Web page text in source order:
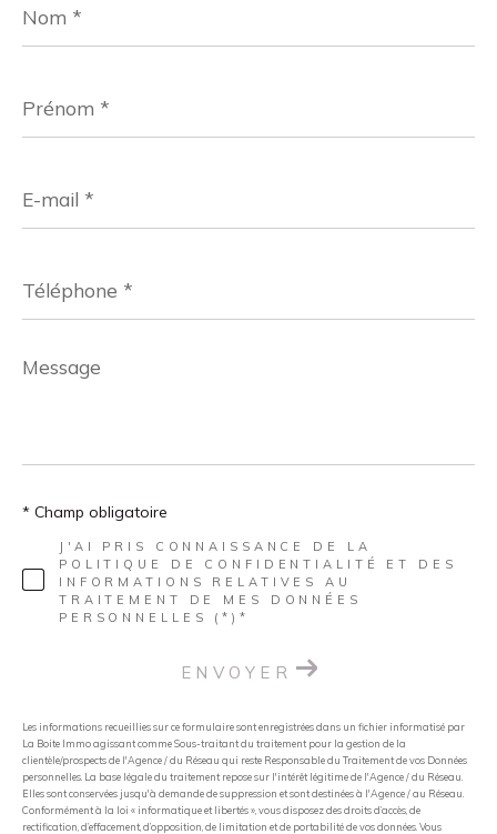
*
*
mail
*
*
Message
*
J'AI PRIS CONNAISSANCE DE LA
POLITIQUE DE CONFIDENTIALITÉ ET DES
INFORMATIONS RELATIVES AU
TRAITEMENT DE MES DONNÉES
PERSONNELLES (*)*
* Champ obligatoire
ENVOYER
Les informations recueillies sur ce formulaire sont enregistrées dans un fichier informatisé par
La Boite Immo agissant comme Sous-traitant du traitement pour la gestion de la
clientèle/prospects de l'Agence / du Réseau qui reste Responsable du Traitement de vos Données
personnelles. La base légale du traitement repose sur l'intérêt légitime de l'Agence / du Réseau.
Elles sont conservées jusqu'à demande de suppression et sont destinées à l'Agence / au Réseau.
Conformément à la loi « informatique et libertés », vous disposez des droits d’accès, de
rectification, d’effacement, d’opposition, de limitation et de portabilité de vos données. Vous